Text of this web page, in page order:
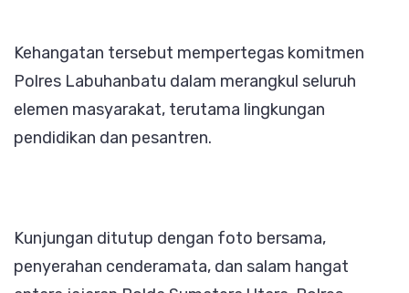
Kehangatan tersebut mempertegas komitmen
Polres Labuhanbatu dalam merangkul seluruh
elemen masyarakat, terutama lingkungan
pendidikan dan pesantren.
Kunjungan ditutup dengan foto bersama,
penyerahan cenderamata, dan salam hangat